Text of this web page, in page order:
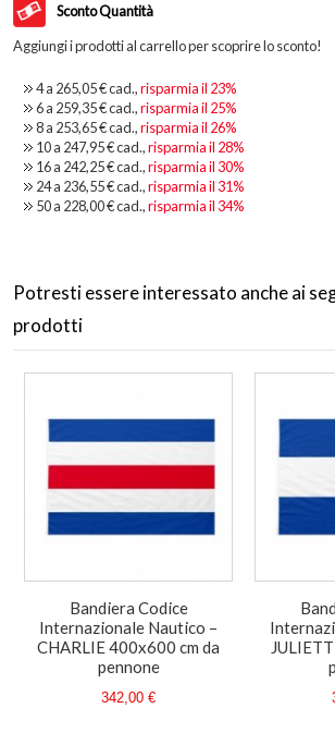
Sconto Quantità
Aggiungi i prodotti al carrello per scoprire lo sconto!
4 a 265,05 €cad.,risparmia il 23%
6 a 259,35 €cad.,risparmia il 25%
8 a 253,65 €cad.,risparmia il 26%
10 a 247,95 €cad.,risparmia il 28%
16 a 242,25 €cad.,risparmia il 30%
24 a 236,55 €cad.,risparmia il 31%
50 a 228,00 €cad.,risparmia il 34%
Potresti essere interessato anche ai
prodotti
Bandiera Codice
Internazionale Nautico –
CHARLIE 400x600 cm da
pennone
342,00 €